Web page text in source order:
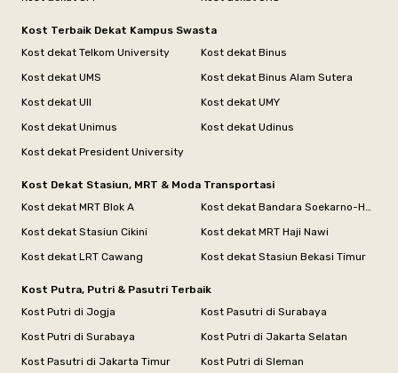
Kost Terbaik Dekat Kampus Swasta
Kost dekat Telkom University
Kost dekat Binus
Kost dekat UMS
Kost dekat Binus Alam Sutera
Kost dekat UII
Kost dekat UMY
Kost dekat Unimus
Kost dekat Udinus
Kost dekat President University
Kost Dekat Stasiun, MRT & Moda Transportasi
Kost dekat MRT Blok A
Kost dekat Bandara Soekarno-Hatta
Kost dekat Stasiun Cikini
Kost dekat MRT Haji Nawi
Kost dekat LRT Cawang
Kost dekat Stasiun Bekasi Timur
Kost Putra, Putri & Pasutri Terbaik
Kost Putri di Jogja
Kost Pasutri di Surabaya
Kost Putri di Surabaya
Kost Putri di Jakarta Selatan
Kost Pasutri di Jakarta Timur
Kost Putri di Sleman